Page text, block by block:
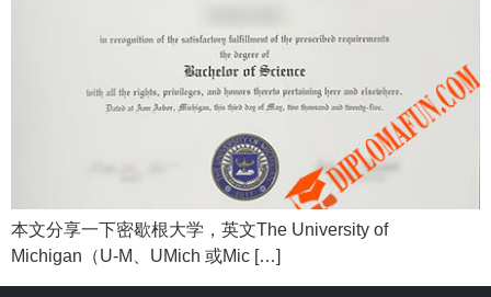
本文分享一下密歇根大学，英文The University of
Michigan（U-M、UMich 或Mic […]